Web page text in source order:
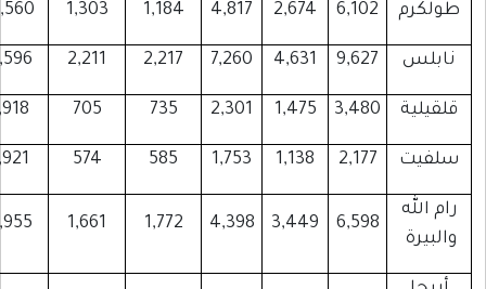
6,102
2,674
4,817
1,184
1,303
10,560
9,627
4,631
7,260
2,217
2,211
17,596
3,480
1,475
2,301
5,918
2,177
1,138
1,753
3,921
الله
6,598
3,449
4,398
1,772
1,661
11,955